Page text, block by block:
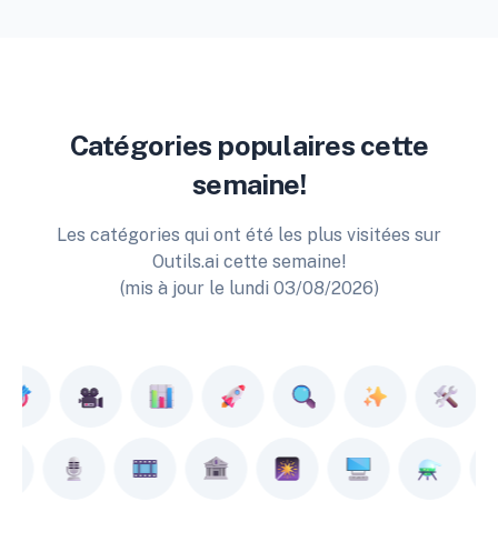
Catégories populaires cette
semaine!
Les catégories qui ont été les plus visitées sur
Outils.ai cette semaine!
(mis à jour le lundi 03/08/2026)